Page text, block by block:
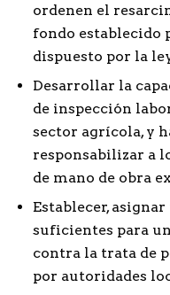
ordenen el
fondo establecido
dispuesto por la
Desarrollar la
de inspección
sector agrícola, y
responsabilizar a
de mano de obra
Establecer,
suficientes para
contra la trata de
por autoridades